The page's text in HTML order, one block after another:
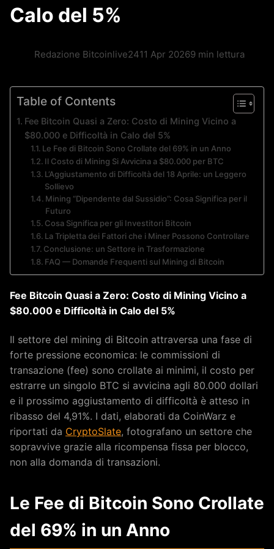
Calo del 5%
Redazione Bitcoinlive2411 Apr 20269 min lettura
Table of Contents
Fee Bitcoin Quasi a Zero: Costo di Mining Vicino a
$80.000 e Difficoltà in Calo del 5%
Le Fee di Bitcoin Sono Crollate del 69% in un Anno
Il Costo di Mining Si Avvicina a $80.000 per BTC
L’Aggiustamento di Difficoltà del 18 Aprile: un Leggero
Sollievo
Mining “Dipendente dal Sussidio”: Cosa Significa per il
Futuro
Cosa Significa per gli Investitori Bitcoin
La Tripletta dei Fattori che i Miner Possono Controllare
Conclusione: un Settore in Trasformazione
FAQ — Domande Frequenti sul Mining di Bitcoin
Fee Bitcoin Quasi a Zero: Costo di Mining Vicino a
$80.000 e Difficoltà in Calo del 5%
Il settore del mining di Bitcoin attraversa una fase di
forte pressione economica: le commissioni di
transazione (fee) sono crollate ai minimi, il costo per
estrarre un singolo BTC si avvicina agli 80.000 dollari
e il prossimo aggiustamento di difficoltà è atteso in
ribasso del 4,91%. I dati, elaborati da CoinWarz e
riportati da CryptoSlate, fotografano un settore che
sopravvive grazie alla ricompensa fissa per blocco,
non alla domanda di transazioni.
Le Fee di Bitcoin Sono Crollate
del 69% in un Anno